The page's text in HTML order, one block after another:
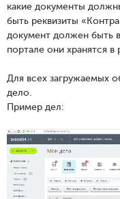
какие документы
быть реквизиты
документ должен быть
портале они хранятся
Для всех загружаемых
дело.
Пример дел: